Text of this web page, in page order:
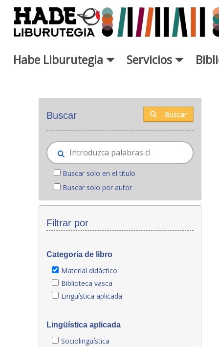
Saltar al contenido principal
Habe Liburutegia Servicios
Buscar Buscar
Buscar solo en el título
Buscar solo por autor
Filtrar por
Categoría de libro
Material didáctico
Biblioteca vasca
Lingüística aplicada
Lingüística aplicada
Sociolingüística